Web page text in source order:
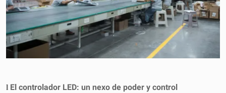
l El controlador LED: un nexo de poder y control